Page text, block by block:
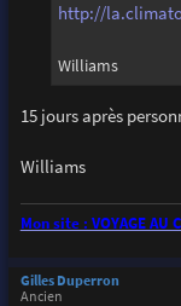
http://
Williams
15 jours après
Williams
Mon site : VOYAGE AU
Gilles Duperron
Ancien